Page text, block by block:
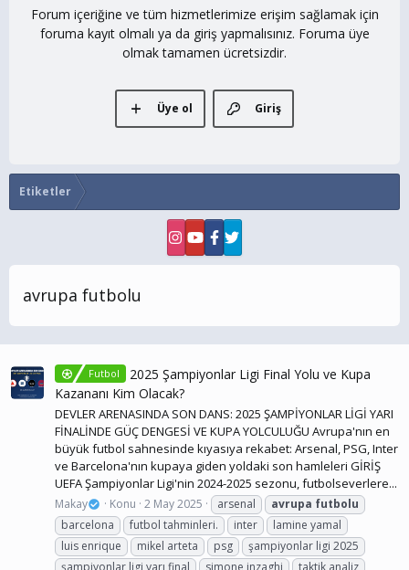
Forum içeriğine ve tüm hizmetlerimize erişim sağlamak için
foruma kayıt olmalı ya da giriş yapmalısınız. Foruma üye
olmak tamamen ücretsizdir.
Giriş
Üye ol
Etiketler
avrupa futbolu
Futbol
2025 Şampiyonlar Ligi Final Yolu ve Kupa
Kazananı Kim Olacak?
DEVLER ARENASINDA SON DANS: 2025 ŞAMPİYONLAR LİGİ YARI
FİNALİNDE GÜÇ DENGESİ VE KUPA YOLCULUĞU Avrupa'nın en
büyük futbol sahnesinde kıyasıya rekabet: Arsenal, PSG, Inter
ve Barcelona'nın kupaya giden yoldaki son hamleleri GİRİŞ
UEFA Şampiyonlar Ligi'nin 2024-2025 sezonu, futbolseverlere...
Makay Konu 2 May 2025 arsenal avrupa futbolu
barcelona
futbol tahminleri. inter
lamine yamal
luis enrique
mikel arteta psg
şampiyonlar ligi 2025
şampiyonlar ligi yarı final
simone inzaghi
taktik analiz